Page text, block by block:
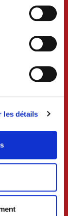
les détails